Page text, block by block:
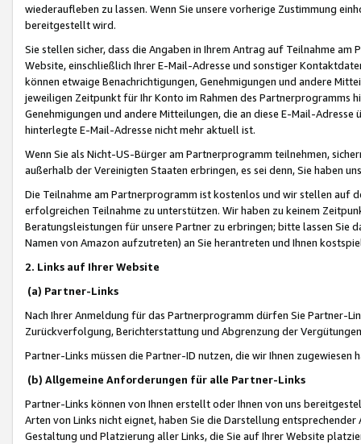
wiederaufleben zu lassen. Wenn Sie unsere vorherige Zustimmung
bereitgestellt wird.
Sie stellen sicher, dass die Angaben in Ihrem Antrag auf Teilnahme
Website, einschließlich Ihrer E-Mail-Adresse und sonstiger
können etwaige Benachrichtigungen, Genehmigungen und andere
jeweiligen Zeitpunkt für Ihr Konto im Rahmen des Partnerprogramms
Genehmigungen und andere Mitteilungen, die an diese E-Mail-
hinterlegte E-Mail-Adresse nicht mehr aktuell ist.
Wenn Sie als Nicht-US-Bürger am Partnerprogramm teilnehmen,
außerhalb der Vereinigten Staaten erbringen, es sei denn, Sie haben
Die Teilnahme am Partnerprogramm ist kostenlos und wir stellen auf
erfolgreichen Teilnahme zu unterstützen. Wir haben zu keinem
Beratungsleistungen für unsere Partner zu erbringen; bitte lassen Sie
Namen von Amazon aufzutreten) an Sie herantreten und Ihnen
2. Links auf Ihrer Website
(a) Partner-Links
Nach Ihrer Anmeldung für das Partnerprogramm dürfen Sie Partner-
Zurückverfolgung, Berichterstattung und Abgrenzung der
Partner-Links müssen die Partner-ID nutzen, die wir Ihnen zugewiesen
(b) Allgemeine Anforderungen für alle Partner-Links
Partner-Links können von Ihnen erstellt oder Ihnen von uns
Arten von Links nicht eignet, haben Sie die Darstellung
Gestaltung und Platzierung aller Links, die Sie auf Ihrer Website